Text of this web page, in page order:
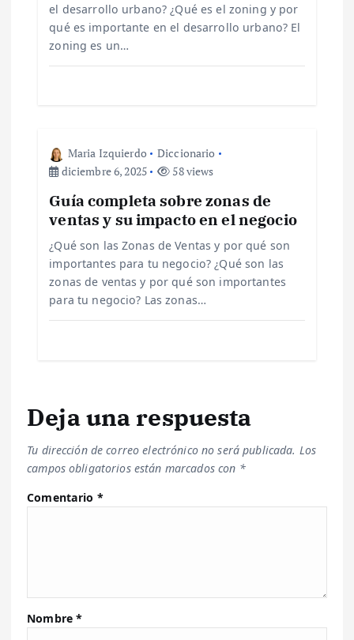
el desarrollo urbano? ¿Qué es el zoning y por
qué es importante en el desarrollo urbano? El
zoning es un…
Maria Izquierdo
Diccionario
diciembre 6, 2025
58 views
Guía completa sobre zonas de
ventas y su impacto en el negocio
¿Qué son las Zonas de Ventas y por qué son
importantes para tu negocio? ¿Qué son las
zonas de ventas y por qué son importantes
para tu negocio? Las zonas…
Deja una respuesta
Tu dirección de correo electrónico no será publicada. Los
campos obligatorios están marcados con *
Comentario *
Nombre*